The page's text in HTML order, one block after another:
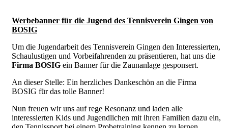
Werbebanner für die Jugend des Tennisverein Gingen von
BOSIG
Um die Jugendarbeit des Tennisverein Gingen den Interessierten,
Schaulustigen und Vorbeifahrenden zu präsentieren, hat uns die
Firma BOSIG ein Banner für die Zaunanlage gesponsert.
An dieser Stelle: Ein herzliches Dankeschön an die Firma
BOSIG für das tolle Banner!
Nun freuen wir uns auf rege Resonanz und laden alle
interessierten Kids und Jugendlichen mit ihren Familien dazu ein,